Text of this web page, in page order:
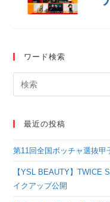
ワード検索
最近の投稿
第11回全国ボッチャ選抜甲
【YSL BEAUTY】TWICE
イクアップ公開